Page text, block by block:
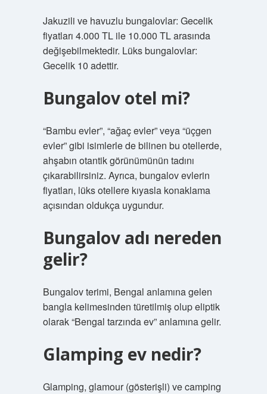
Jakuzili ve havuzlu bungalovlar: Gecelik
fiyatları 4.000 TL ile 10.000 TL arasında
değişebilmektedir. Lüks bungalovlar:
Gecelik 10 adettir.
Bungalov otel mi?
“Bambu evler”, “ağaç evler” veya “üçgen
evler” gibi isimlerle de bilinen bu otellerde,
ahşabın otantik görünümünün tadını
çıkarabilirsiniz. Ayrıca, bungalov evlerin
fiyatları, lüks otellere kıyasla konaklama
açısından oldukça uygundur.
Bungalov adı nereden
gelir?
Bungalov terimi, Bengal anlamına gelen
bangla kelimesinden türetilmiş olup eliptik
olarak “Bengal tarzında ev” anlamına gelir.
Glamping ev nedir?
Glamping, glamour (gösterişli) ve camping